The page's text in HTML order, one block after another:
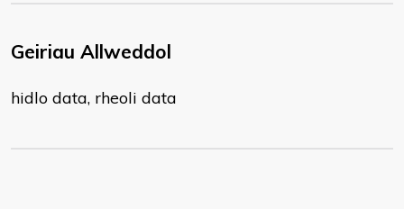
Geiriau Allweddol
hidlo data, rheoli data